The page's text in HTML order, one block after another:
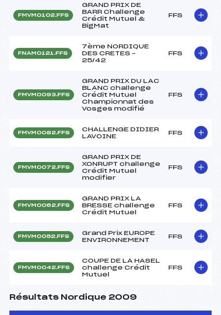
FMVM0102.FFS
GRAND PRIX DE
BARR Challenge
Crédit Mutuel &
BigMat
FFS
FNAM0121.FFS
7ème NORDIQUE
DES CRETES –
25/42
FFS
FMVM0093.FFS
GRAND PRIX DU LAC
BLANC challenge
Crédit Mutuel
Championnat des
Vosges modifié
FFS
FMVM0082.FFS
CHALLENGE DIDIER
LAVOINE
FFS
FMVM0072.FFS
GRAND PRIX DE
XONRUPT challenge
Crédit Mutuel
modifier
FFS
FMVM0062.FFS
GRAND PRIX LA
BRESSE challenge
Crédit Mutuel
FFS
FMVM0052.FFS
Grand Prix EUROPE
ENVIRONNEMENT
FFS
FMVM0042.FFS
COUPE DE LA HASEL
challenge Crédit
Mutuel
FFS
Résultats Nordique 2009